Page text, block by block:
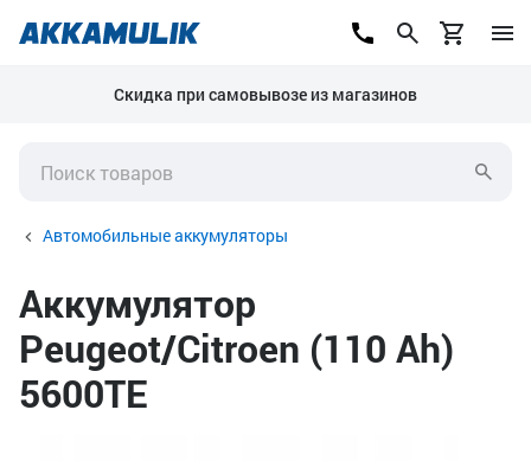
Скидка при самовывозе из магазинов
Автомобильные аккумуляторы
Аккумулятор
Peugeot/Citroen (110 Ah)
5600TE